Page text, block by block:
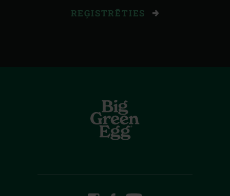
REĢISTRĒTIES